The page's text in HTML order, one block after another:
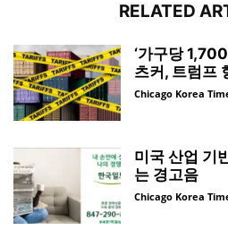
RELATED
‘가구당
츠커, 트럼프
Chicago Korea
미국 산업 기
는 경고음
Chicago Korea